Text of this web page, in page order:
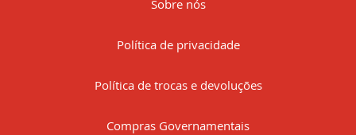
Sobre nós
Política de privacidade
Política de trocas e devoluções
Compras Governamentais